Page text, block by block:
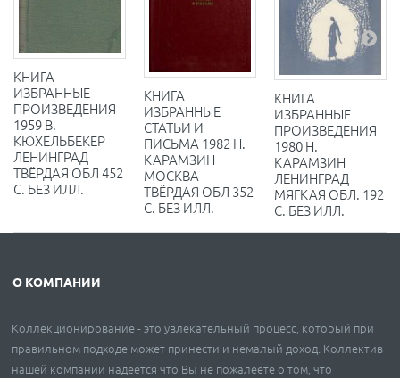
КНИГА
ИЗБРАННЫЕ
ПРОИЗВЕДЕНИЯ
1959 В.
КЮХЕЛЬБЕКЕР
ЛЕНИНГРАД
ТВЁРДАЯ ОБЛ 452
С. БЕЗ ИЛЛ.
КНИГА
ИЗБРАННЫЕ
СТАТЬИ И
ПИСЬМА 1982 Н.
КАРАМЗИН
МОСКВА
ТВЁРДАЯ ОБЛ 352
С. БЕЗ ИЛЛ.
КНИГА
ИЗБРАННЫЕ
ПРОИЗВЕДЕНИЯ
1980 Н.
КАРАМЗИН
ЛЕНИНГРАД
МЯГКАЯ ОБЛ. 192
С. БЕЗ ИЛЛ.
О КОМПАНИИ
Коллекционирование - это увлекательный процесс, который при
правильном подходе может принести и немалый доход. Коллектив
нашей компании надеется что Вы не пожалеете о том, что